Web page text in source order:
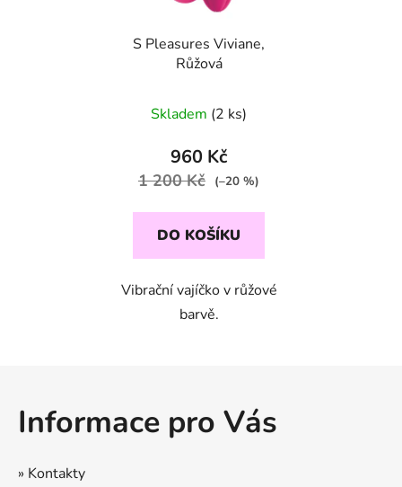
S Pleasures Viviane,
Růžová
Skladem (2 ks)
960 Kč
1 200 Kč (–20 %)
DO KOŠÍKU
Vibrační vajíčko v růžové
barvě.
Informace pro Vás
» Kontakty